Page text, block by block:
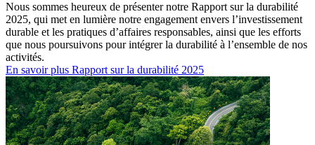
Nous sommes heureux de présenter notre Rapport sur la durabilité
2025, qui met en lumière notre engagement envers l’investissement
durable et les pratiques d’affaires responsables, ainsi que les efforts
que nous poursuivons pour intégrer la durabilité à l’ensemble de nos
activités.
En savoir plus Rapport sur la durabilité 2025